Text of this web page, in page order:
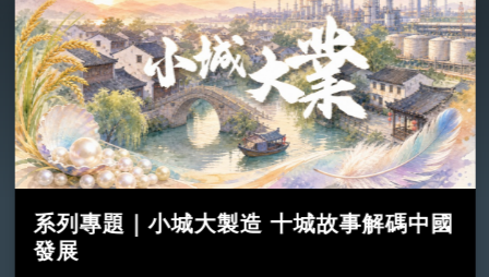
系列專題｜小城大製造 十城故事解碼中國
發展